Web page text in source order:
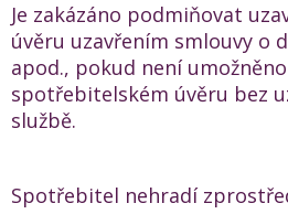
Je zakázáno podmiňovat
úvěru uzavřením smlouvy o
apod., pokud není
spotřebitelském úvěru bez
službě.
Spotřebitel nehradí